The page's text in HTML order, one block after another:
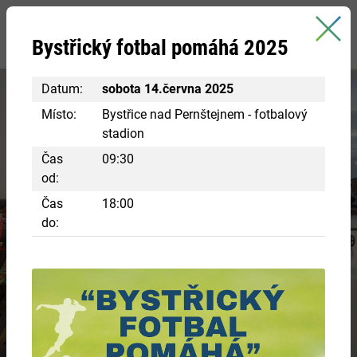
oficiální stránky města
Navštivte centrum Eden
RÁJ INSPIRACE A POZNÁNÍ
Chcete si vyzkoušet různá řemesla ve starobylých
chaloupkách? Nakouknout do panského bydlení?
VÍCE INFORMACÍ
Bystřický fotbal pomáhá 2025
Datum:
sobota 14.června 2025
Místo:
Bystřice nad Pernštejnem - fotbalový
stadion
Čas
od:
09:30
Čas
do:
18:00